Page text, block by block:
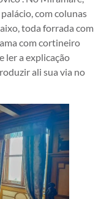
com colunas
toda forrada com
com cortineiro
ler a explicação
ali sua via no